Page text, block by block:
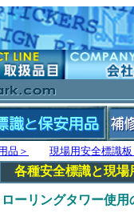
品＞ 現場用安全標識
各種安全標識と現場
ローリングタワー使